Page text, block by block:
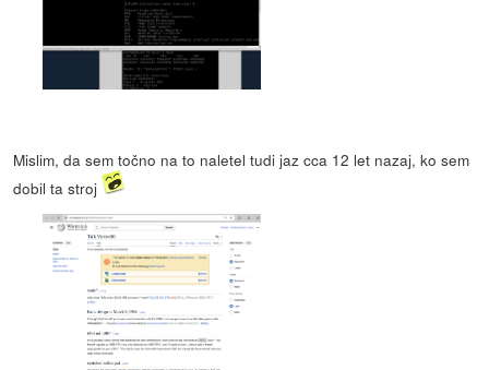
Mislim, da sem točno na to naletel tudi jaz cca 12 let nazaj, ko sem
dobil ta stroj